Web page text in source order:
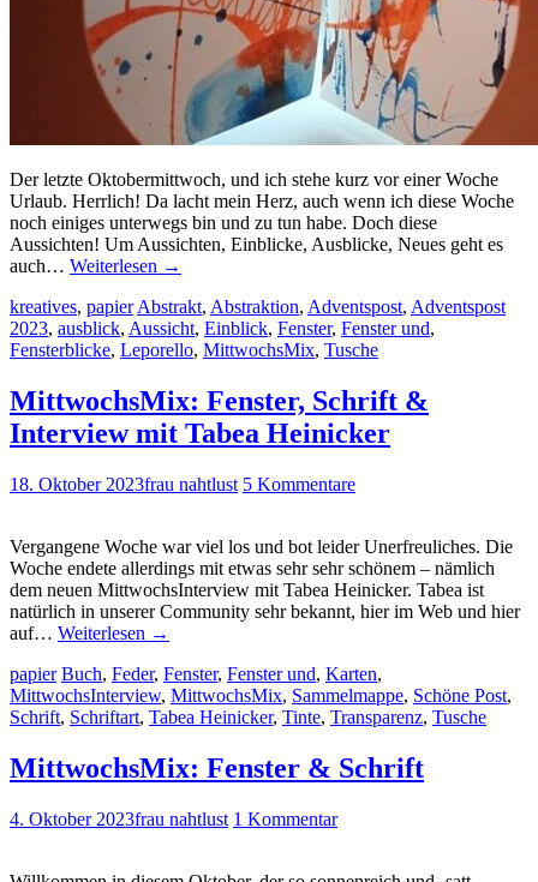
Der letzte Oktobermittwoch, und ich stehe kurz vor einer Woche
Urlaub. Herrlich! Da lacht mein Herz, auch wenn ich diese Woche
noch einiges unterwegs bin und zu tun habe. Doch diese
Aussichten! Um Aussichten, Einblicke, Ausblicke, Neues geht es
auch… Weiterlesen →
kreatives, papier Abstrakt, Abstraktion, Adventspost, Adventspost
2023, ausblick, Aussicht, Einblick, Fenster, Fenster und,
Fensterblicke, Leporello, MittwochsMix, Tusche
MittwochsMix: Fenster, Schrift &
Interview mit Tabea Heinicker
18. Oktober 2023frau nahtlust 5 Kommentare
Vergangene Woche war viel los und bot leider Unerfreuliches. Die
Woche endete allerdings mit etwas sehr sehr schönem – nämlich
dem neuen MittwochsInterview mit Tabea Heinicker. Tabea ist
natürlich in unserer Community sehr bekannt, hier im Web und hier
auf… Weiterlesen →
papier Buch, Feder, Fenster, Fenster und, Karten,
MittwochsInterview, MittwochsMix, Sammelmappe, Schöne Post,
Schrift, Schriftart, Tabea Heinicker, Tinte, Transparenz, Tusche
MittwochsMix: Fenster & Schrift
4. Oktober 2023frau nahtlust 1 Kommentar